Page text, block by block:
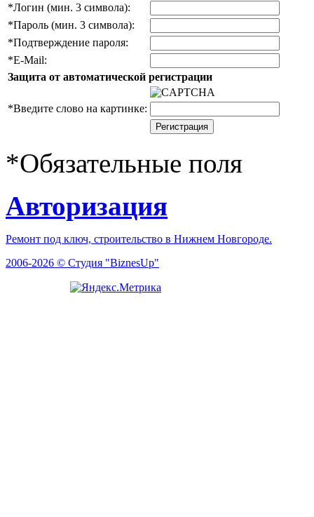
*Логин (мин. 3 символа):
*Пароль (мин. 3 символа):
*Подтверждение пароля:
*E-Mail:
Защита от автоматической регистрации
*Введите слово на картинке:
*Обязательные поля
Авторизация
Ремонт под ключ, строительство в Нижнем Новгороде.
2006-2026 © Студия "BiznesUp"